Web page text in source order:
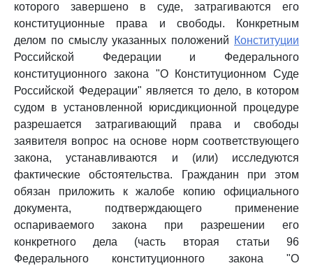
которого завершено в суде, затрагиваются его
конституционные права и свободы. Конкретным
делом по смыслу указанных положений Конституции
Российской Федерации и Федерального
конституционного закона "О Конституционном Суде
Российской Федерации" является то дело, в котором
судом в установленной юрисдикционной процедуре
разрешается затрагивающий права и свободы
заявителя вопрос на основе норм соответствующего
закона, устанавливаются и (или) исследуются
фактические обстоятельства. Гражданин при этом
обязан приложить к жалобе копию официального
документа, подтверждающего применение
оспариваемого закона при разрешении его
конкретного дела (часть вторая статьи 96
Федерального конституционного закона "О